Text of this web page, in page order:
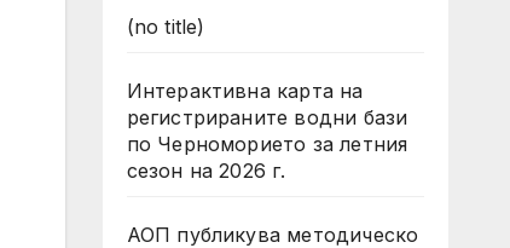
(no title)
Интерактивна карта на
регистрираните водни бази
по Черноморието за летния
сезон на 2026 г.
АОП публикува методическо